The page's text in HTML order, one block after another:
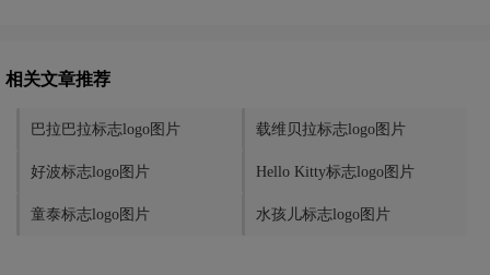
相关文章推荐
巴拉巴拉标志logo图片 载维贝拉标志logo图片
好波标志logo图片 Hello Kitty标志logo图片
童泰标志logo图片 水孩儿标志logo图片